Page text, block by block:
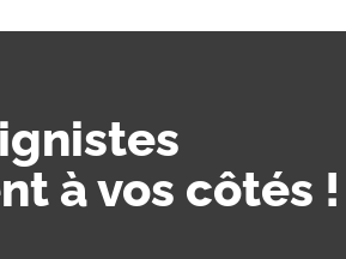
à vos côtés !